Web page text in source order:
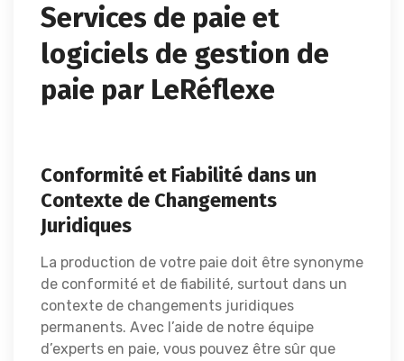
Services de paie et
logiciels de gestion de
paie par LeRéflexe
Conformité et Fiabilité dans un
Contexte de Changements
Juridiques
La production de votre paie doit être synonyme
de conformité et de fiabilité, surtout dans un
contexte de changements juridiques
permanents. Avec l’aide de notre équipe
d’experts en paie, vous pouvez être sûr que